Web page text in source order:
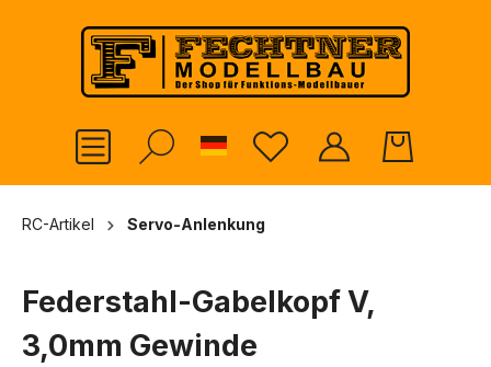
springen
German
RC-Artikel Servo-Anlenkung
Federstahl-Gabelkopf V,
3,0mm Gewinde